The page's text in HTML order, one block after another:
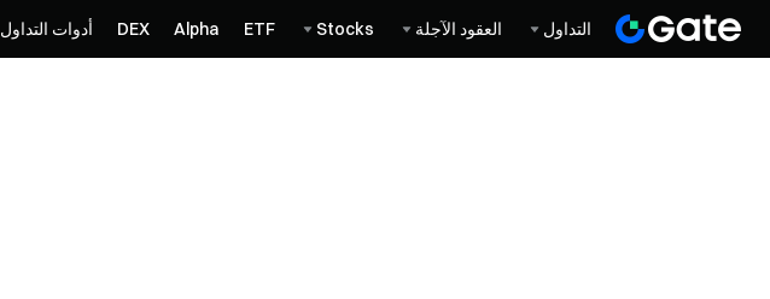
التداول العقود الآجلة Stocks
ETF
Alpha
DEX أدوات التداول